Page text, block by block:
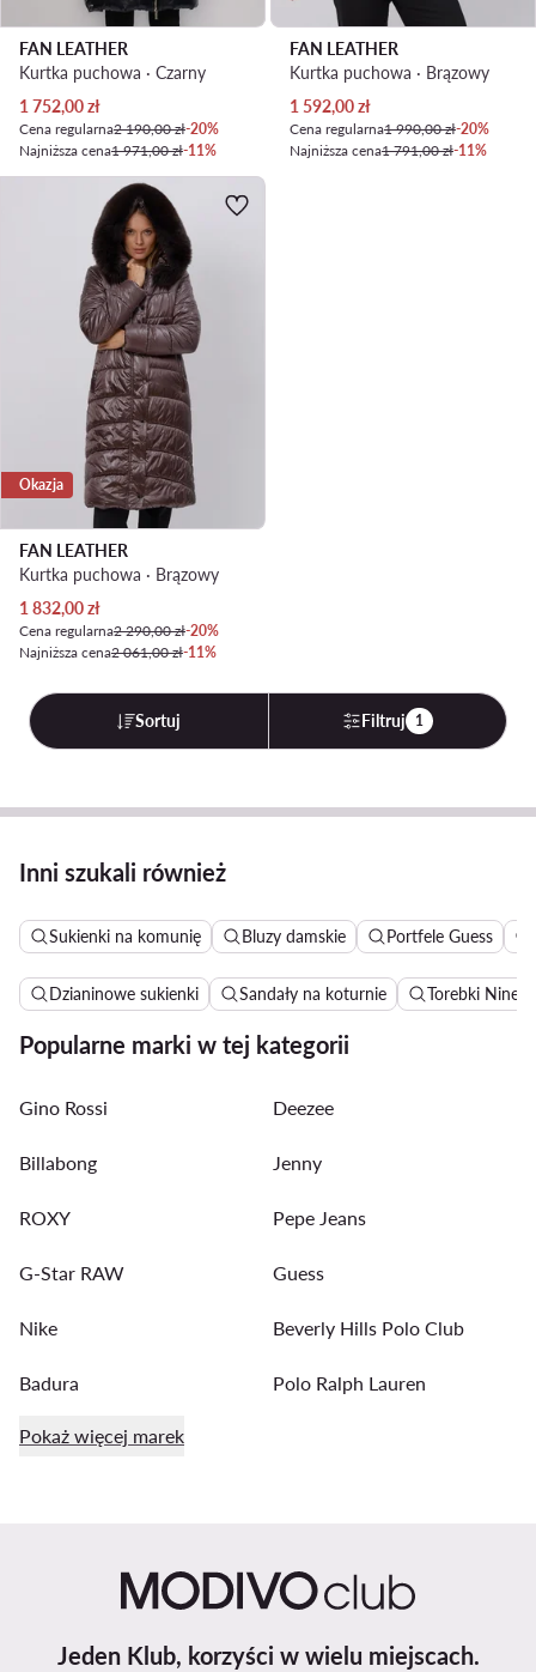
FAN LEATHER
Kurtka puchowa · Czarny
Aktualna cena
1 752,00zł
Cena regularna2 190,00 zł-20%
Najniższa cena1 971,00 zł-11%
FAN LEATHER
Kurtka puchowa · Brązowy
Aktualna cena
1 592,00zł
Cena regularna1 990,00 zł-20%
Najniższa cena1 791,00 zł-11%
Okazja
FAN LEATHER
Kurtka puchowa · Brązowy
Aktualna cena
1 832,00zł
Cena regularna2 290,00 zł-20%
Najniższa cena2 061,00 zł-11%
Sortuj Filtruj 1
Inni szukali również
Sukienki na komunię Bluzy damskie Portfele Guess
Dzianinowe sukienki Sandały na koturnie Torebki Nine
Popularne marki w tej kategorii
Gino Rossi Deezee
Billabong Jenny
ROXY Pepe Jeans
G-Star RAW Guess
Nike Beverly Hills Polo Club
Badura Polo Ralph Lauren
Pokaż więcej marek
Jeden Klub, korzyści w wielu miejscach.